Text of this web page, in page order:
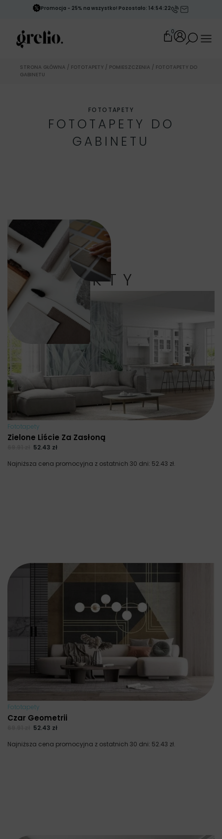
Promocja - 25% na wszystko! Pozostało: 14:54:20
0
STRONA GŁÓWNA / FOTOTAPETY / POMIESZCZENIA / FOTOTAPETY DO
GABINETU
FOTOTAPETY
FOTOTAPETY DO
GABINETU
PRODUKTY
Fototapety
Zielone Liście Za Zasłoną
52.43 zł
Najniższa cena promocyjna z ostatnich 30 dni: 52.43 zł.
Fototapety
Czar Geometrii
52.43 zł
Najniższa cena promocyjna z ostatnich 30 dni: 52.43 zł.